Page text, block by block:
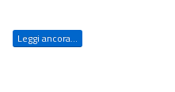
Leggi ancora...